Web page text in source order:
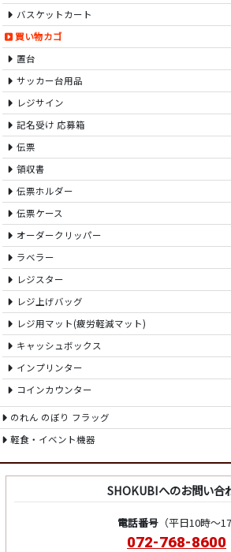
バスケットカート
買い物カゴ
置台
サッカー台用品
レジサイン
記名受け 応募箱
伝票
領収書
伝票ホルダー
伝票ケース
オーダークリッパー
ラベラー
レジスター
レジ上げバッグ
レジ用マット(疲労軽減マット)
キャッシュボックス
インプリンター
コインカウンター
のれん のぼり フラッグ
軽食・イベント機器
SHOKUBIへのお問い合
電話番号（平日10時～17
072-768-8600